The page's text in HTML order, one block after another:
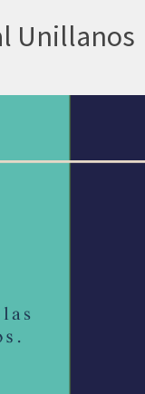
Unillanos